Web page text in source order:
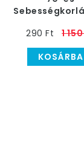
Parti Tányér, 23
db
290 Ft
1
KOSÁRBA